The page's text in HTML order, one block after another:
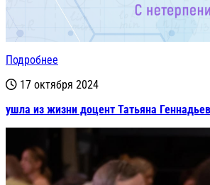
Подробнее
17 октября 2024
ушла из жизни доцент Татьяна